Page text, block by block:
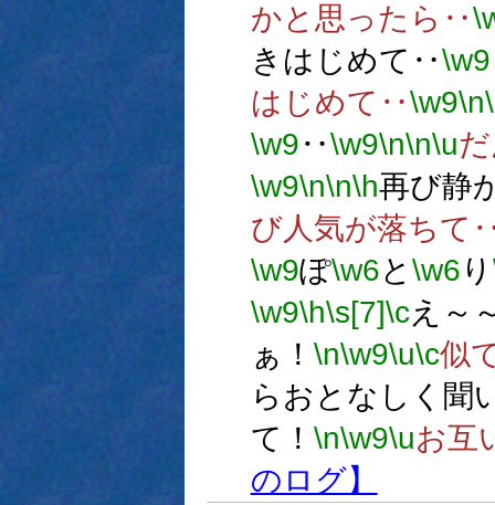
かと思ったら‥
きはじめて‥\w9
はじめて‥\w9\n
\w9‥\w9\n\n\u
\w9\n\n\h再び静
び人気が落ちて
\w9ぽ\w6と \w6 り
\w9\h\s[7]\cえ～
ぁ！ \n\w9\u\c似
らおとなしく聞
て！ \n\w9\uお互
のログ】